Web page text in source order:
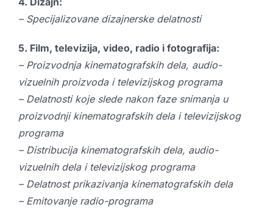
– Specijalizovane dizajnerske delatnosti
5. Film, televizija, video, radio i fotografija:
– Proizvodnja kinematografskih dela, audio-
vizuelnih proizvoda i televizijskog programa
– Delatnosti koje slede nakon faze snimanja u
proizvodnji kinematografskih dela i televizijskog
programa
– Distribucija kinematografskih dela, audio-
vizuelnih dela i televizijskog programa
– Delatnost prikazivanja kinematografskih dela
– Emitovanje radio-programa